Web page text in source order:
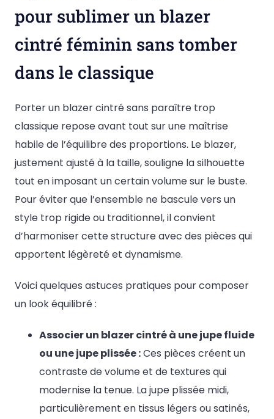
pour sublimer un blazer
cintré féminin sans tomber
dans le classique
Porter un blazer cintré sans paraître trop
classique repose avant tout sur une maîtrise
habile de l’équilibre des proportions. Le blazer,
justement ajusté à la taille, souligne la silhouette
tout en imposant un certain volume sur le buste.
Pour éviter que l’ensemble ne bascule vers un
style trop rigide ou traditionnel, il convient
d’harmoniser cette structure avec des pièces qui
apportent légèreté et dynamisme.
Voici quelques astuces pratiques pour composer
un look équilibré :
Associer un blazer cintré à une jupe fluide
ou une jupe plissée :Ces pièces créent un
contraste de volume et de textures qui
modernise la tenue. La jupe plissée midi,
particulièrement en tissus légers ou satinés,